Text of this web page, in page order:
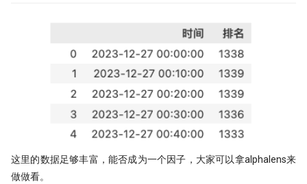
这里的数据足够丰富，能否成为一个因子，大家可以拿alphalens来
做做看。